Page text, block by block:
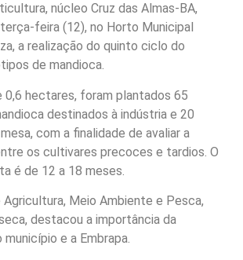
núcleo Cruz das Almas-BA,
feira (12), no Horto Municipal
a realização do quinto ciclo do
de mandioca.
0,6 hectares, foram plantados 65
destinados à indústria e 20
com a finalidade de avaliar a
os cultivares precoces e tardios. O
é de 12 a 18 meses.
Meio Ambiente e Pesca,
destacou a importância da
e a Embrapa.